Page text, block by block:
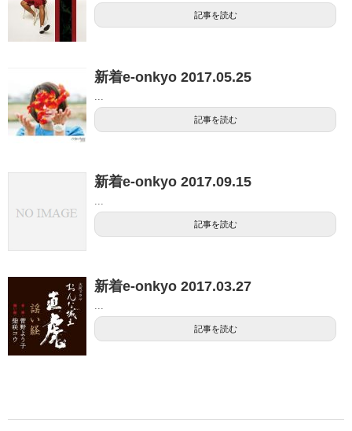
記事を読む
新着e-onkyo 2017.05.25
記事を読む
新着e-onkyo 2017.09.15
記事を読む
新着e-onkyo 2017.03.27
記事を読む